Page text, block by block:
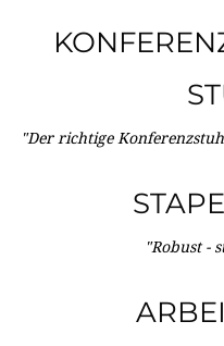
"Der richtige
"Robust -